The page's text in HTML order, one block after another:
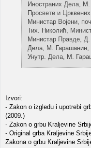
Иностраних Дела,
Просвете и
Министар Војени,
Тих. Николић,
Министар Правде,
Дела, М. Гарашанин,
Унутр. Дела, М.
Izvori:
- Zakon o izgledu i upotrebi
(2009.)
- Zakon o grbu Kraljevine
- Original grba Kraljevine
Zakona o grbu Kraljevine